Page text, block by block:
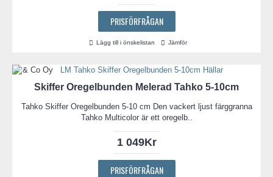
PRISFÖRFRÅGAN
Lägg till i önskelistan Jämför
Skiffer Oregelbunden Melerad Tahko 5-10cm
Tahko Skiffer Oregelbunden 5-10 cm Den vackert ljust färggranna
Tahko Multicolor är ett oregelb..
1 049Kr
PRISFÖRFRÅGAN